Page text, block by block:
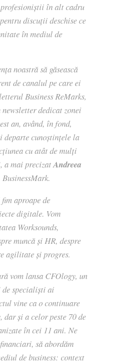
în alt cadru
discuții deschise ce
în mediul de
noastră să găsească
de canalul pe care ei
Business ReMarks,
dedicat zonei
an, având, în fond,
cunoștințele la
cu atât de mulți
a mai precizatAndreea
aproape de
digitale. Vom
Worksounds,
muncă și HR, despre
agilitate și progres.
vom lansa CFOlogy, un
specialiști ai
vine ca o continuare
și a celor peste 70 de
în cei 11 ani. Ne
să abordăm
de business: context